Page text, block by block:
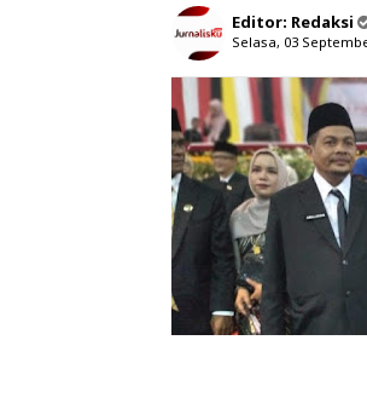
Editor: Redaksi
Selasa, 03